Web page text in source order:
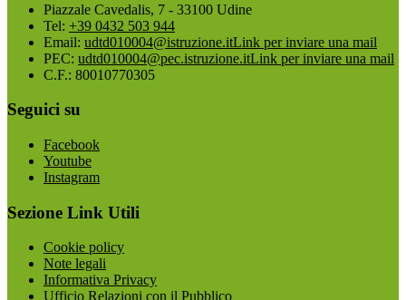
Piazzale Cavedalis, 7 - 33100 Udine
Tel: +39 0432 503 944
Email: udtd010004@istruzione.itLink per inviare una mail
PEC: udtd010004@pec.istruzione.itLink per inviare una mail
C.F.: 80010770305
Seguici su
Facebook
Youtube
Instagram
Sezione Link Utili
Cookie policy
Note legali
Informativa Privacy
Ufficio Relazioni con il Pubblico